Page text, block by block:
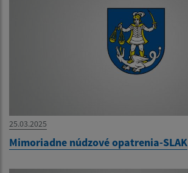
25.03.2025
Mimoriadne núdzové opatrenia-SLAK